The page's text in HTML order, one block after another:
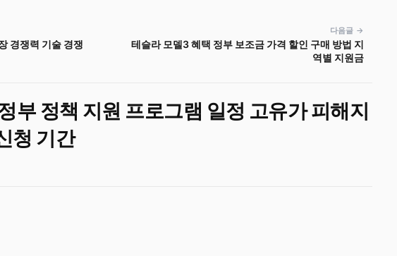
경쟁력 기술 경쟁
다음글 →
테슬라 모델3 혜택 정부 보조금 가격 할인 구매 방법 지
역별 지원금
부 정책 지원 프로그램 일정 고유가 피해지
청 기간